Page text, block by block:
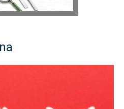
Salvagente